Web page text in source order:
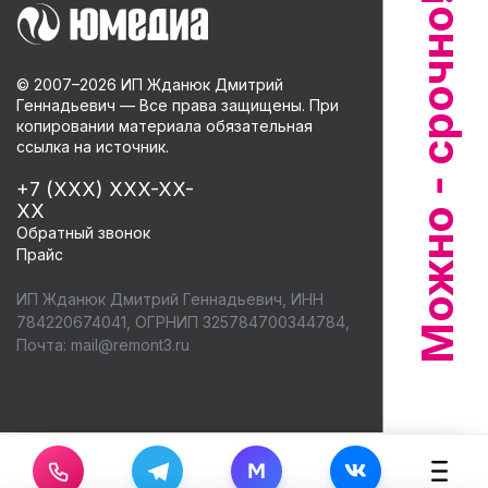
© 2007–2026 ИП Жданюк Дмитрий
Геннадьевич — Все права защищены. При
копировании материала обязательная
ссылка на источник.
+7 (XXX) XXX-XX-
XX
Обратный звонок
Прайс
ИП Жданюк Дмитрий Геннадьевич, ИНН
784220674041, ОГРНИП 325784700344784,
Почта: mail@remont3.ru
M